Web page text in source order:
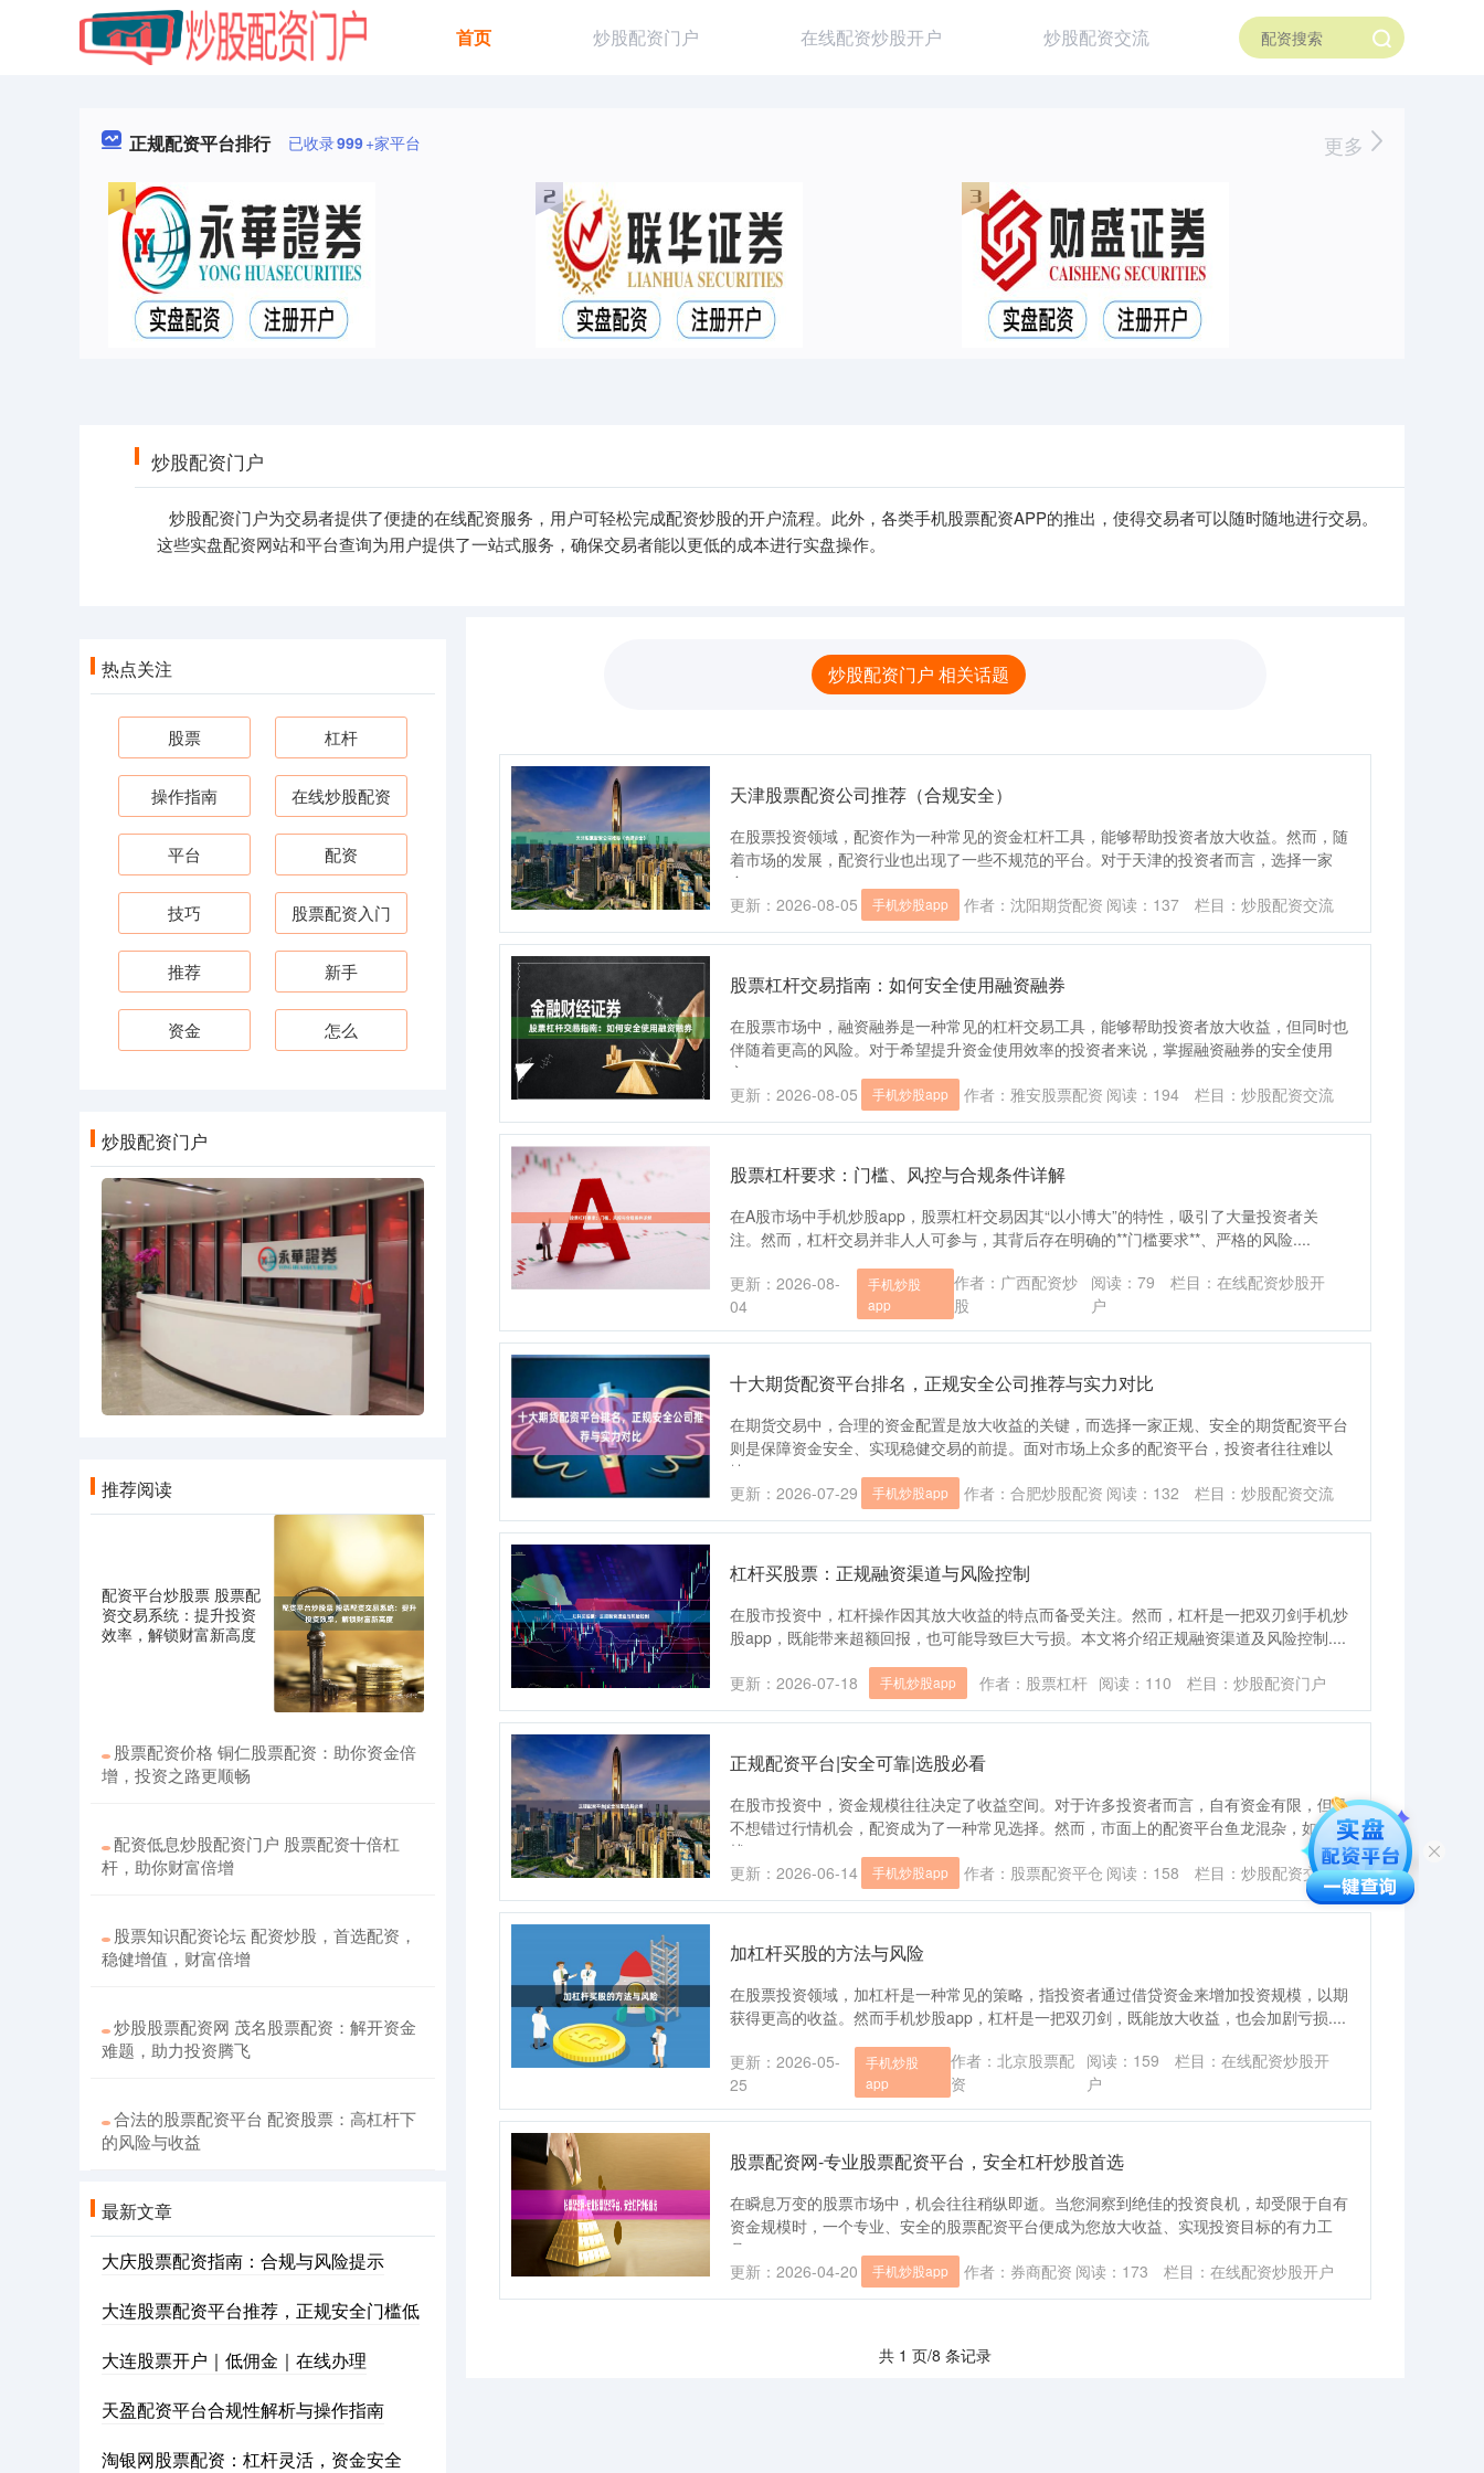
首页 炒股配资门户 在线配资炒股开户 炒股配资交流
正规配资平台排行 已收录999+家平台 更多
炒股配资门户
炒股配资门户为交易者提供了便捷的在线配资服务，用户可轻松完成配资炒股的开户流程。此外，各类手机股票配资APP的推出，使得交易者可以随时随地进行交易。
这些实盘配资网站和平台查询为用户提供了一站式服务，确保交易者能以更低的成本进行实盘操作。
炒股配资门户 相关话题
天津股票配资公司推荐（合规安全）
在股票投资领域，配资作为一种常见的资金杠杆工具，能够帮助投资者放大收益。然而，随
着市场的发展，配资行业也出现了一些不规范的平台。对于天津的投资者而言，选择一家
合....
更新：2026-08-05
手机炒股app 作者：沈阳期货配资 阅读： 137 栏目： 炒股配资交流
股票杠杆交易指南：如何安全使用融资融券
在股票市场中，融资融券是一种常见的杠杆交易工具，能够帮助投资者放大收益，但同时也
伴随着更高的风险。对于希望提升资金使用效率的投资者来说，掌握融资融券的安全使用
方....
更新：2026-08-05
手机炒股app 作者：雅安股票配资 阅读： 194 栏目： 炒股配资交流
股票杠杆要求：门槛、风控与合规条件详解
在A股市场中手机炒股app，股票杠杆交易因其“以小博大”的特性，吸引了大量投资者关
注。然而，杠杆交易并非人人可参与，其背后存在明确的**门槛要求**、严格的风险....
更新：2026-08-
04
手机炒股
app
作者：广西配资炒
股
阅读：79 栏目：在线配资炒股开
户
十大期货配资平台排名，正规安全公司推荐与实力对比
在期货交易中，合理的资金配置是放大收益的关键，而选择一家正规、安全的期货配资平台
则是保障资金安全、实现稳健交易的前提。面对市场上众多的配资平台，投资者往往难以
抉....
更新：2026-07-29
手机炒股app 作者：合肥炒股配资 阅读： 132 栏目： 炒股配资交流
杠杆买股票：正规融资渠道与风险控制
在股市投资中，杠杆操作因其放大收益的特点而备受关注。然而，杠杆是一把双刃剑手机炒
股app，既能带来超额回报，也可能导致巨大亏损。本文将介绍正规融资渠道及风险控制....
更新：2026-07-18 手机炒股app 作者：股票杠杆 阅读： 110 栏目： 炒股配资门户
正规配资平台|安全可靠|选股必看
在股市投资中，资金规模往往决定了收益空间。对于许多投资者而言，自有资金有限，但又
不想错过行情机会，配资成为了一种常见选择。然而，市面上的配资平台鱼龙混杂，如何
找....
更新：2026-06-14
手机炒股app 作者：股票配资平仓 阅读： 158 栏目： 炒股配资交流
加杠杆买股的方法与风险
在股票投资领域，加杠杆是一种常见的策略，指投资者通过借贷资金来增加投资规模，以期
获得更高的收益。然而手机炒股app，杠杆是一把双刃剑，既能放大收益，也会加剧亏损....
更新：2026-05-
25
手机炒股
app
作者：北京股票配
资
阅读： 159 栏目： 在线配资炒股开
户
股票配资网-专业股票配资平台，安全杠杆炒股首选
在瞬息万变的股票市场中，机会往往稍纵即逝。当您洞察到绝佳的投资良机，却受限于自有
资金规模时，一个专业、安全的股票配资平台便成为您放大收益、实现投资目标的有力工
具....
更新：2026-04-20
手机炒股app 作者：券商配资 阅读： 173 栏目： 在线配资炒股开户
共 1 页/8 条记录
热点关注
股票 杠杆
操作指南 在线炒股配资
平台 配资
技巧 股票配资入门
推荐 新手
资金 怎么
炒股配资门户
推荐阅读
配资平台炒股票 股票配
资交易系统：提升投资
效率，解锁财富新高度
股票配资价格 铜仁股票配资：助你资金倍
增，投资之路更顺畅
配资低息炒股配资门户 股票配资十倍杠
杆，助你财富倍增
股票知识配资论坛 配资炒股，首选配资，
稳健增值，财富倍增
炒股股票配资网 茂名股票配资：解开资金
难题，助力投资腾飞
合法的股票配资平台 配资股票：高杠杆下
的风险与收益
最新文章
大庆股票配资指南：合规与风险提示
大连股票配资平台推荐，正规安全门槛低
大连股票开户｜低佣金｜在线办理
天盈配资平台合规性解析与操作指南
淘银网股票配资：杠杆灵活，资金安全